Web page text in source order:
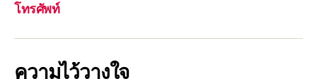
โทรศัพท์
ความไว้วางใจ